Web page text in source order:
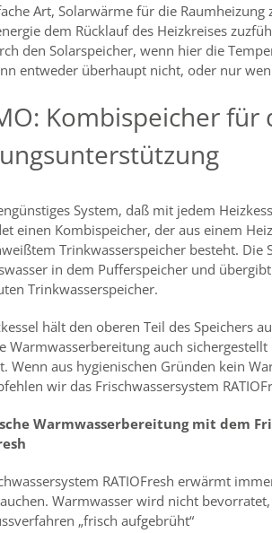
Art, Solarwärme für die
dem Rücklauf des Heizkreises
den Solarspeicher, wenn hier die
entweder überhaupt nicht, oder nur
Kombispeicher für
System, daß mit jedem
einen Kombispeicher, der aus einem
Trinkwasserspeicher besteht. Die
in dem Pufferspeicher und
Trinkwasserspeicher.
hält den oberen Teil des Speichers
Warmwasserbereitung auch
Wenn aus hygienischen Gründen kein
wir das Frischwassersystem
Warmwasserbereitung mit dem
RATIOFresh erwärmt
Warmwasser wird nicht
„frisch aufgebrüht“